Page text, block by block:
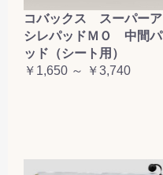
コバックス スーパーア
シレパッドＭＯ 中間パ
ッド（シート用）
￥1,650 ～ ￥3,740